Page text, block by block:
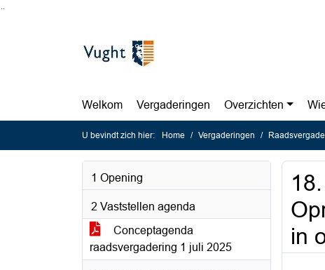
Welkom Vergaderingen Overzichten
U bevindt zich hier: Home Vergaderingen
1 Opening
2 Vaststellen agenda
Conceptagenda
raadsvergadering 1 juli 2025
in